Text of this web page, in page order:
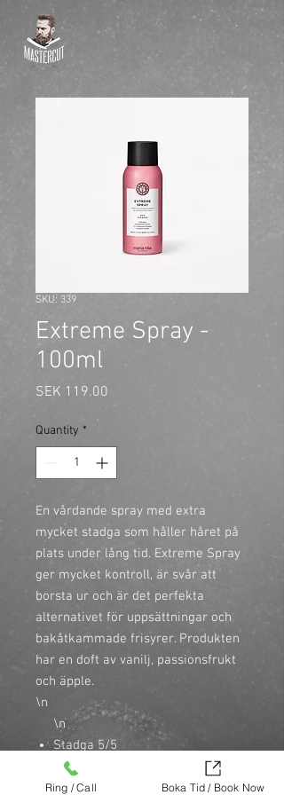
SKU: 339
Extreme Spray -
100ml
SEK 119.00
Quantity *
En vårdande spray med extra
mycket stadga som håller håret på
plats under lång tid. Extreme Spray
ger mycket kontroll, är svår att
borsta ur och är det perfekta
alternativet för uppsättningar och
bakåtkammade frisyrer. Produkten
har en doft av vanilj, passionsfrukt
och äpple.
\n
\n
Stadga 5/5
\n
Ger mycket stadga och kontroll
Ring / Call Boka Tid / Book Now